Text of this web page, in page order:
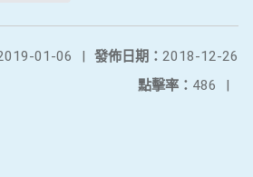
發佈日期： 2018-12-26
01-06
|
點擊率： 486 |